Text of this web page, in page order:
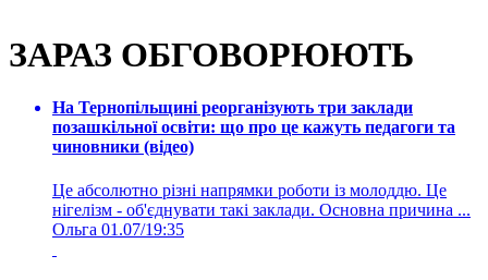
ЗАРАЗ ОБГОВОРЮЮТЬ
На Тернопільщині реорганізують три заклади
позашкільної освіти: що про це кажуть педагоги та
чиновники (відео)
Це абсолютно різні напрямки роботи із молоддю. Це
нігелізм - об'єднувати такі заклади. Основна причина ...
Ольга 01.07/19:35